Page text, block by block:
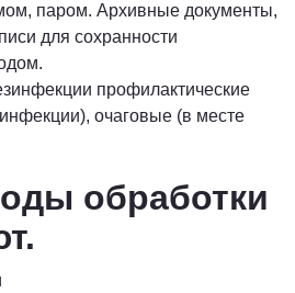
паром. Архивные документы,
для сохранности
профилактические
очаговые (в месте
обработки